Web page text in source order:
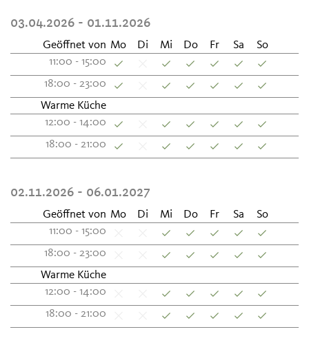
03.04.2026 - 01.11.2026
Geöffnet von Mo Di Mi Do Fr Sa
So
11:00 - 15:00
18:00 - 23:00
Warme Küche
12:00 - 14:00
18:00 - 21:00
02.11.2026 - 06.01.2027
Geöffnet von Mo Di Mi Do Fr Sa
So
11:00 - 15:00
18:00 - 23:00
Warme Küche
12:00 - 14:00
18:00 - 21:00